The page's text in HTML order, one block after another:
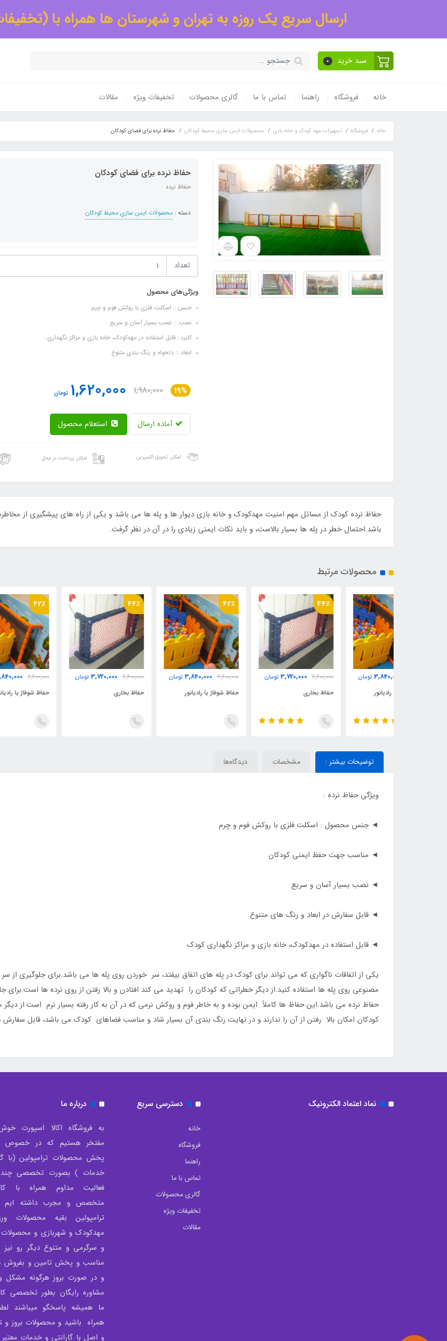
ارسال سریع یک روزه به تهران و شهرستان ها همراه با
سبد خرید 0
خانه فروشگاه راهنما تماس با ما گالری محصولات تخفیفات ویژه مقالات
خانه فروشگاه تجهیزات مهد کودک و خانه بازی محصولات ایمن سازی محیط کودکان حفاظ نرده برای فضای کودکان
حفاظ نرده برای فضای کودکان
حفاظ نرده
دسته : محصولات ایمن سازی محیط کودکان
تعداد
ویژگی‌های محصول
جنس :: اسکلت فلزی با روکش فوم و چرم
نصب :: نصب بسیار آسان و سریع
کابرد:: قابل استفاده در مهدکودک، خانه بازی و مراکز نگهداری...
ابعاد :: دلخواه و رنگ بندی متنوع
19%
1,980,000
1,620,000 تومان
آماده ارسال
امکان تحویل اکسپرس امکان پرداخت در محل
حفاظ نرده کودک از مسائل مهم امنیت مهدکودک و خانه بازی دیوار ها و پله ها می باشد و یکی از راه های پیشگیری از
باشد.احتمال خطر در پله ها بسیار بالاست، و باید نکات ایمنی زیادی را در آن در نظر گرفت.
محصولات مرتبط
44٪
6,600,000
3,720,000 تومان
حفاظ بخاری
42٪
6,600,000
3,840,000 تومان
حفاظ شوفاژ یا رادیانور
44٪
6,600,000
3,720,000 تومان
حفاظ بخاری
42٪
6,600,000
3,840,000 تومان
حفاظ شوفاژ یا رادیانور
توضیحات بیشتر : مشخصات دیدگاه‌ها
ویژگی حفاظ نرده :
◄ جنس محصول : اسکلت فلزی با روکش فوم و چرم
◄ مناسب جهت حفظ ایمنی کودکان
◄ نصب بسیار آسان و سریع
◄ قابل سفارش در ابعاد و رنگ های متنوع
◄ قابل استفاده در مهدکودک، خانه بازی و مراکز نگهداری کودک
یکی از اتفاقات ناگواری که می تواند برای کودک در پله های اتفاق بیفتد، سر خوردن روی پله ها می باشد.برای جلوگیری از
مصنوعی روی پله ها استفاده کنید.از دیگر خطراتی که کودکان را تهدید می کند افتادن و بالا رفتن از روی نرده ها است.برای
حفاظ نرده می باشد.این حفاظ ها کاملاً ایمن بوده و به خاطر فوم و روکش نرمی که در آن به کار رفته بسیار نرم است.از
کودکان امکان بالا رفتن از آن را ندارند.و در نهایت رنگ بندی آن بسیار شاد و مناسب فضاهای کودک می باشد، قابل
نماد اعتماد الکترونیک دسترسی سریع
خانه
فروشگاه
راهنما
تماس با ما
گالری محصولات
تخفیفات ویژه
مقالات
درباره ما
به فروشگاه اکالا اسپورت
مفتخر هستیم که در خصوص
پخش محصولات ترامپولین (با
خدمات ) بصورت تخصصی
فعالیت مداوم همراه با
متخصص و مجرب داشته ایم و
ترامپولین بقیه محصولات
مهدکودک و شهربازی و
و سرگرمی و متنوع دیگر رو نیز
مناسب و پخش تامین و بفروش
و در صورت بروز هرگونه مشکل و
مشاوره رایگان بطور تخصصی
ما همیشه پاسخگو میباشند
همراه باشید و محصولات بروز
و اصل با گارانتی و خدمات